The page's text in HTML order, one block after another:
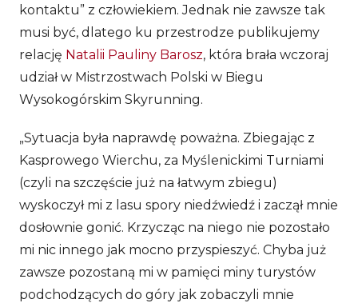
kontaktu” z człowiekiem. Jednak nie zawsze tak
musi być, dlatego ku przestrodze publikujemy
relację Natalii Pauliny Barosz, która brała wczoraj
udział w Mistrzostwach Polski w Biegu
Wysokogórskim Skyrunning.
„Sytuacja była naprawdę poważna. Zbiegając z
Kasprowego Wierchu, za Myślenickimi Turniami
(czyli na szczęście już na łatwym zbiegu)
wyskoczył mi z lasu spory niedźwiedź i zaczął mnie
dosłownie gonić. Krzycząc na niego nie pozostało
mi nic innego jak mocno przyspieszyć. Chyba już
zawsze pozostaną mi w pamięci miny turystów
podchodzących do góry jak zobaczyli mnie